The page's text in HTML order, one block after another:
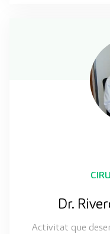
Dr.
Activitat que